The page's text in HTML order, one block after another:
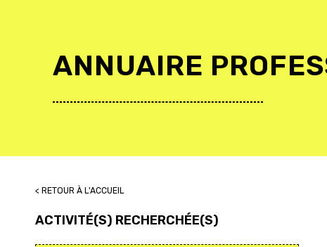
ANNUAIRE
< RETOUR À L'ACCUEIL
ACTIVITÉ(S) RECHERCHÉE(S)